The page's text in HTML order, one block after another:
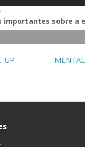
importantes sobre a
UP